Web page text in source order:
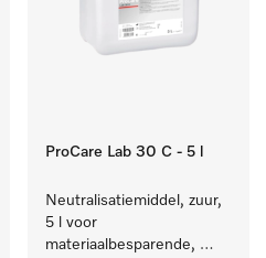
ProCare Lab 30 C - 5 l
Neutralisatiemiddel, zuur,
5 l voor
materiaalbesparende,